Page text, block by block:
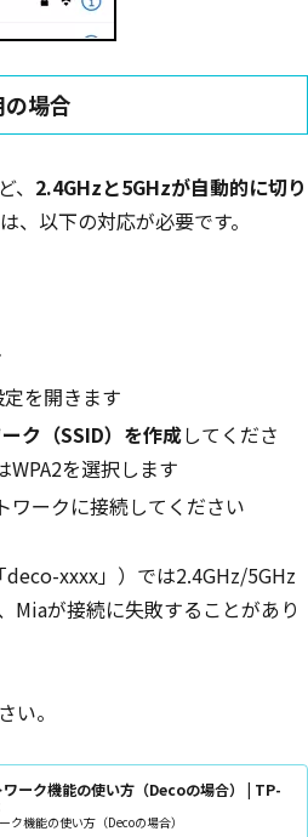
場合
2.4GHzと5GHzが自動的に切り
、以下の対応が必要です。
定を開きます
ク（SSID）を作成してくださ
WPA2を選択します
ワークに接続してください
xxxx」）では2.4GHz/5GHz
Miaが接続に失敗することがあり
い。
ーク機能の使い方（Decoの場合） | TP-
ク機能の使い方（Decoの場合）